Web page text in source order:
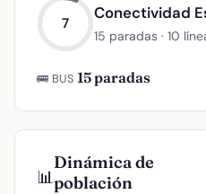
7
Conectividad
15 paradas · 10
🚌 BUS 15 paradas
📊
Dinámica de
población